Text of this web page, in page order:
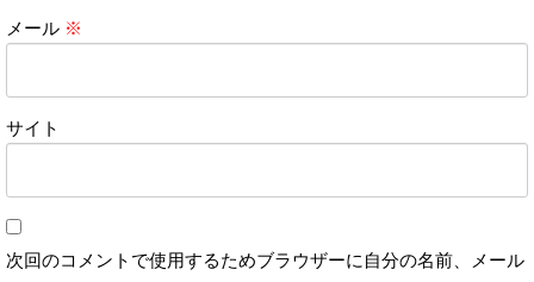
メール ※
サイト
次回のコメントで使用するためブラウザーに自分の名前、メール